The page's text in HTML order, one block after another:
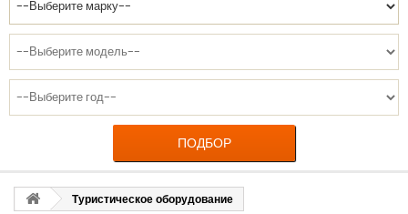
ПОДБОР
Туристическое оборудование